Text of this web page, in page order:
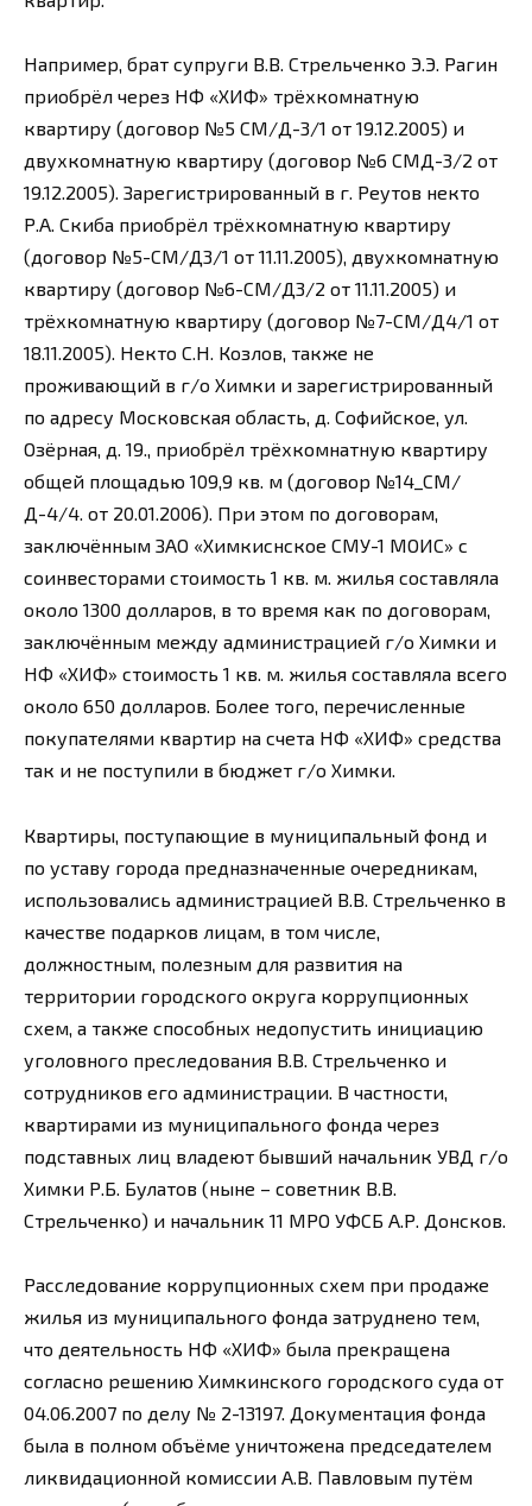
Например, брат супруги В.В. Стрельченко Э.Э. Рагин
приобрёл через НФ «ХИФ» трёхкомнатную
квартиру (договор №5 СМ/Д-3/1 от 19.12.2005) и
двухкомнатную квартиру (договор №6 СМД-3/2 от
19.12.2005). Зарегистрированный в г. Реутов некто
Р.А. Скиба приобрёл трёхкомнатную квартиру
(договор №5-СМ/Д3/1 от 11.11.2005), двухкомнатную
квартиру (договор №6-СМ/Д3/2 от 11.11.2005) и
трёхкомнатную квартиру (договор №7-СМ/Д4/1 от
18.11.2005). Некто С.Н. Козлов, также не
проживающий в г/о Химки и зарегистрированный
по адресу Московская область, д. Софийское, ул.
Озёрная, д. 19., приобрёл трёхкомнатную квартиру
общей площадью 109,9 кв. м (договор №14_СМ/
Д-4/4. от 20.01.2006). При этом по договорам,
заключённым ЗАО «Химкиснское СМУ-1 МОИС» с
соинвесторами стоимость 1 кв. м. жилья составляла
около 1300 долларов, в то время как по договорам,
заключённым между администрацией г/о Химки и
НФ «ХИФ» стоимость 1 кв. м. жилья составляла всего
около 650 долларов. Более того, перечисленные
покупателями квартир на счета НФ «ХИФ» средства
так и не поступили в бюджет г/о Химки.
Квартиры, поступающие в муниципальный фонд и
по уставу города предназначенные очередникам,
использовались администрацией В.В. Стрельченко в
качестве подарков лицам, в том числе,
должностным, полезным для развития на
территории городского округа коррупционных
схем, а также способных недопустить инициацию
уголовного преследования В.В. Стрельченко и
сотрудников его администрации. В частности,
квартирами из муниципального фонда через
подставных лиц владеют бывший начальник УВД г/о
Химки Р.Б. Булатов (ныне – советник В.В.
Стрельченко) и начальник 11 МРО УФСБ А.Р. Донсков.
Расследование коррупционных схем при продаже
жилья из муниципального фонда затруднено тем,
что деятельность НФ «ХИФ» была прекращена
согласно решению Химкинского городского суда от
04.06.2007 по делу № 2-13197. Документация фонда
была в полном объёме уничтожена председателем
ликвидационной комиссии А.В. Павловым путём